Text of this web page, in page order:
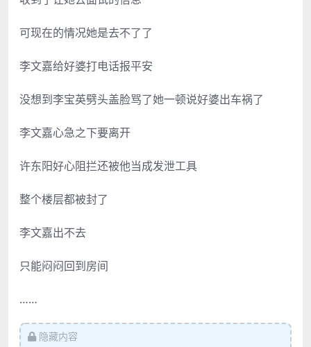
可现在的情况她是去不了了
李文嘉给好婆打电话报平安
没想到李宝英劈头盖脸骂了她一顿说好婆出车祸了
李文嘉心急之下要离开
许东阳好心阻拦还被他当成发泄工具
整个楼层都被封了
李文嘉出不去
只能闷闷回到房间
……
隐藏内容